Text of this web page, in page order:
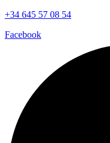
+34 645 57 08 54
Facebook